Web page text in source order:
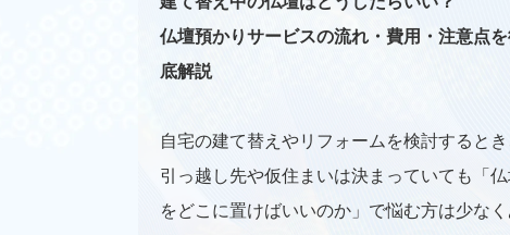
仏壇預かりサービスの流れ・費用・注意点
底解説
自宅の建て替えやリフォームを検討するとき
引っ越し先や仮住まいは決まっていても「仏
をどこに置けばいいのか」で悩む方は少なく